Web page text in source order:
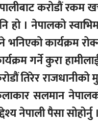
करोडौं रकम
हो । नेपालको
भनिएको कार्यक्रम
गर्ने कुरा
तिरेर
सलमान
नेपाली पैसा सोहोर्नु ।